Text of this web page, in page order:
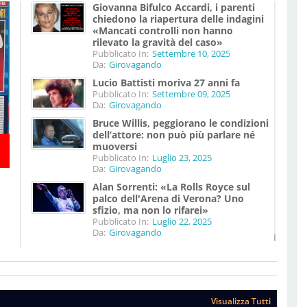
Giovanna Bifulco Accardi, i parenti
chiedono la riapertura delle indagini
«Mancati controlli non hanno
rilevato la gravità del caso»
Pubblicato In: Settembre 10, 2025
Da: Girovagando
Lucio Battisti moriva 27 anni fa
Pubblicato In: Settembre 09, 2025
Da: Girovagando
Bruce Willis, peggiorano le condizioni
dell’attore: non può più parlare né
muoversi
Pubblicato In: Luglio 23, 2025
Da: Girovagando
Alan Sorrenti: «La Rolls Royce sul
palco dell'Arena di Verona? Uno
sfizio, ma non lo rifarei»
Pubblicato In: Luglio 22, 2025
Da: Girovagando
Visualizza Tutti